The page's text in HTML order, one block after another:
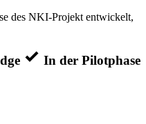
des NKI-Projekt entwickelt,
In der Pilotphase